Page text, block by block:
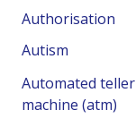
Authorisation
Autism
Automated teller
machine (atm)